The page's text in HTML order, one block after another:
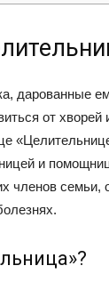
дарованные
от хворей
и
членов семьи,